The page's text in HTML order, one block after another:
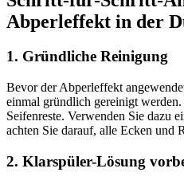
Abperleffekt in der
1. Gründliche Reinigung
Bevor der Abperleffekt
einmal gründlich gereinigt
Seifenreste. Verwenden Sie dazu
achten Sie darauf, alle Ecken und
2. Klarspüler-Lösung